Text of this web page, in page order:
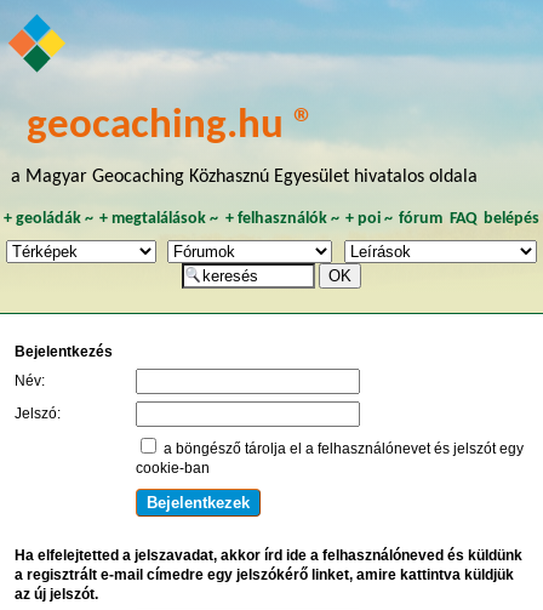
geocaching.hu ®
a Magyar Geocaching Közhasznú Egyesület hivatalos oldala
+ geoládák~ +megtalálások ~ + felhasználók~ + poi~ fórum FAQ belépés
Bejelentkezés
Név:
Jelszó:
a böngésző tárolja el a felhasználónevet és jelszót egy
cookie-ban
Ha elfelejtetted a jelszavadat, akkor írd ide a felhasználóneved és küldünk
a regisztrált e-mail címedre egy jelszókérő linket, amire kattintva küldjük
az új jelszót.